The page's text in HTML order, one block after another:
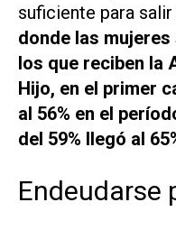
suficiente para salir
donde las
los que reciben la
Hijo, en el primer
al 56% en el
del 59% llegó al
Endeudarse